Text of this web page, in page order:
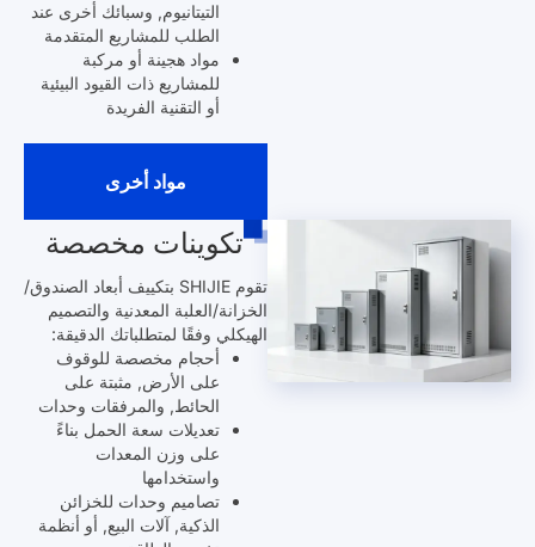
التيتانيوم, وسبائك أخرى عند
الطلب للمشاريع المتقدمة
مواد هجينة أو مركبة
للمشاريع ذات القيود البيئية
أو التقنية الفريدة
مواد أخرى
تكوينات مخصصة
تقوم SHIJIE بتكييف أبعاد الصندوق/
الخزانة/العلبة المعدنية والتصميم
الهيكلي وفقًا لمتطلباتك الدقيقة:
أحجام مخصصة للوقوف
على الأرض, مثبتة على
الحائط, والمرفقات وحدات
تعديلات سعة الحمل بناءً
على وزن المعدات
واستخدامها
تصاميم وحدات للخزائن
الذكية, آلات البيع, أو أنظمة